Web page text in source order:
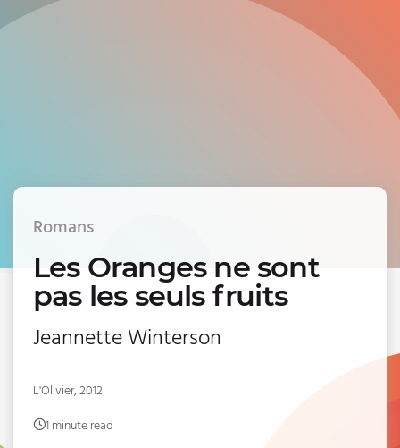
Romans
Les Oranges ne sont
pas les seuls fruits
Jeannette Winterson
L'Olivier, 2012
1 minute read